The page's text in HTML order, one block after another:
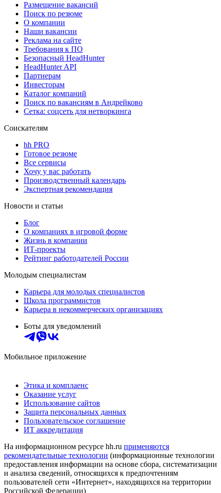
Размещение вакансий
Поиск по резюме
О компании
Наши вакансии
Реклама на сайте
Требования к ПО
Безопасный HeadHunter
HeadHunter API
Партнерам
Инвесторам
Каталог компаний
Поиск по вакансиям в Андрейково
Сетка: соцсеть для нетворкинга
Соискателям
hh PRO
Готовое резюме
Все сервисы
Хочу у вас работать
Производственный календарь
Экспертная рекомендация
Новости и статьи
Блог
О компаниях в игровой форме
Жизнь в компании
ИТ-проекты
Рейтинг работодателей России
Молодым специалистам
Карьера для молодых специалистов
Школа программистов
Карьера в некоммерческих организациях
Боты для уведомлений
Мобильное приложение
Этика и комплаенс
Оказание услуг
Использование сайтов
Защита персональных данных
Пользовательское соглашение
ИТ аккредитация
На информационном ресурсе hh.ru применяются
рекомендательные технологии (информационные технологии
предоставления информации на основе сбора, систематизации
и анализа сведений, относящихся к предпочтениям
пользователей сети «Интернет», находящихся на территории
Российской Федерации)